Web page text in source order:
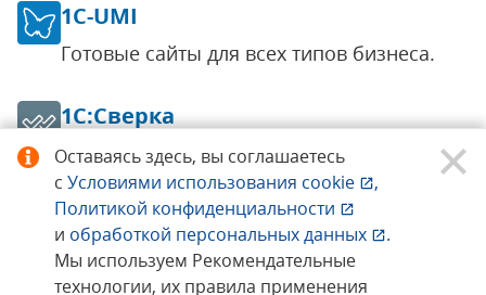
1C-UMI
Готовые сайты для всех типов бизнеса.
1С:Сверка
Автоматическая сверка счетов-фактур с
поставщиками.
1С:Обновление программ
Получение обновлений прикладных
Оставаясь здесь, вы соглашаетесь
с Условиями использования cookie
,
Политикой конфиденциальности
и обработкой персональных данных
.
Мы используем Рекомендательные
технологии, их правила применения